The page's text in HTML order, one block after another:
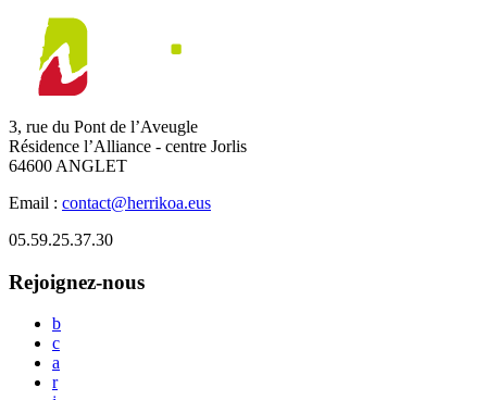
3, rue du Pont de l’Aveugle
Résidence l’Alliance - centre Jorlis
64600 ANGLET
Email : contact@herrikoa.eus
05.59.25.37.30
Rejoignez-nous
b
c
a
r